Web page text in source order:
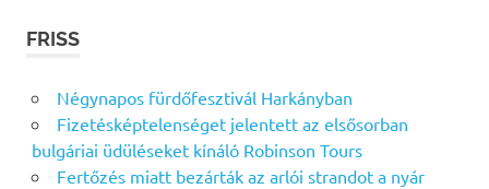
FRISS
Négynapos fürdőfesztivál Harkányban
Fizetésképtelenséget jelentett az elsősorban
bulgáriai üdüléseket kínáló Robinson Tours
Fertőzés miatt bezárták az arlói strandot a nyár